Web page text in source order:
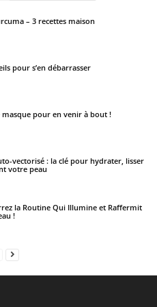
– 3 recettes maison
pour s’en débarrasser
masque pour en venir à bout !
vectorisé : la clé pour hydrater, lisser
votre peau
la Routine Qui Illumine et Raffermit
!